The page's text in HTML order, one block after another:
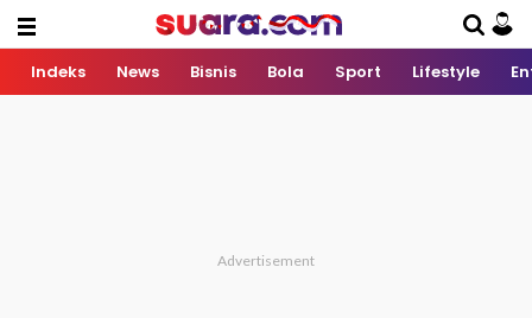
Indeks News Bisnis Bola Sport Lifestyle